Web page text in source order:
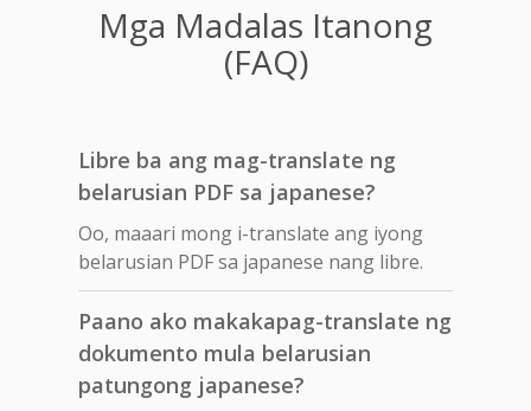
Mga Madalas Itanong
(FAQ)
Libre ba ang mag-translate ng
belarusian PDF sa japanese?
Oo, maaari mong i-translate ang iyong
belarusian PDF sa japanese nang libre.
Paano ako makakapag-translate ng
dokumento mula belarusian
patungong japanese?